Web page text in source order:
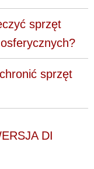
sprzęt
sprzęt
DI